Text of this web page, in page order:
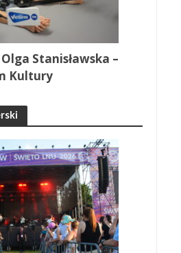
Stanisławska –
Kultury